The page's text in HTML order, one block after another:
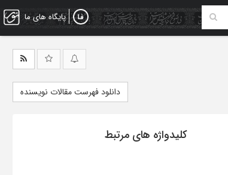
پایگاه های ما
دانلود فهرست مقالات نویسنده
کلیدواژه های مرتبط